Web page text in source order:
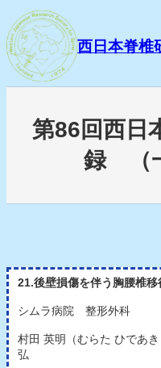
容
を
ス
キ
ッ
西日本脊椎
第86回西
録 （
21.後壁損傷を伴う胸腰椎
シムラ病院 整形外科
村田 英明（むらた ひであ
弘